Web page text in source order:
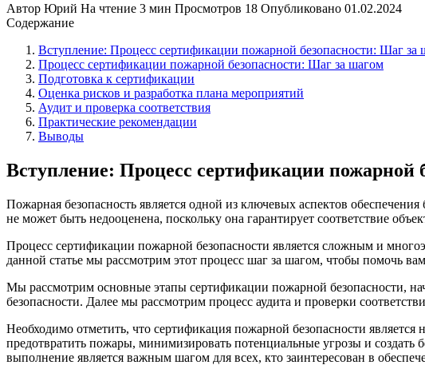
Автор Юрий На чтение 3 мин Просмотров 18 Опубликовано 01.02.2024
Содержание
Вступление: Процесс сертификации пожарной безопасности: Шаг за
Процесс сертификации пожарной безопасности: Шаг за шагом
Подготовка к сертификации
Оценка рисков и разработка плана мероприятий
Аудит и проверка соответствия
Практические рекомендации
Выводы
Вступление: Процесс сертификации пожарной
Пожарная безопасность является одной из ключевых аспектов
не может быть недооценена, поскольку она гарантирует соответствие
Процесс сертификации пожарной безопасности является сложным и
данной статье мы рассмотрим этот процесс шаг за шагом, чтобы помочь
Мы рассмотрим основные этапы сертификации пожарной безопасности,
безопасности. Далее мы рассмотрим процесс аудита и проверки
Необходимо отметить, что сертификация пожарной безопасности
предотвратить пожары, минимизировать потенциальные угрозы и
выполнение является важным шагом для всех, кто заинтересован в